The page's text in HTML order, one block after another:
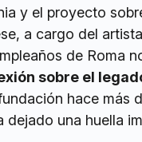
y el proyecto
a cargo del
de Roma
sobre el
hace más
dejado una huella